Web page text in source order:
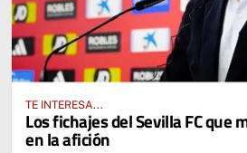
TE INTERESA...
Los fichajes del Sevilla FC que
en la afición